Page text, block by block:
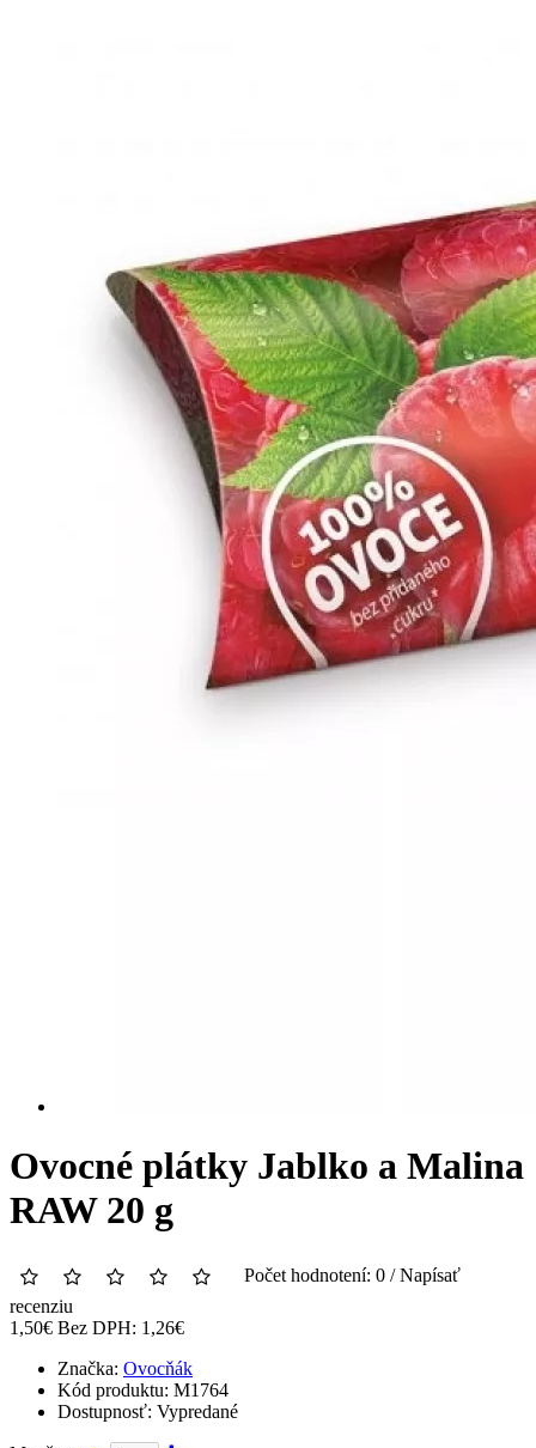
Ovocné plátky Jablko a Malina
RAW 20 g
Počet hodnotení: 0 /Napísať
recenziu
1,50€ Bez DPH: 1,26€
Značka: Ovocňák
Kód produktu: M1764
Dostupnosť: Vypredané